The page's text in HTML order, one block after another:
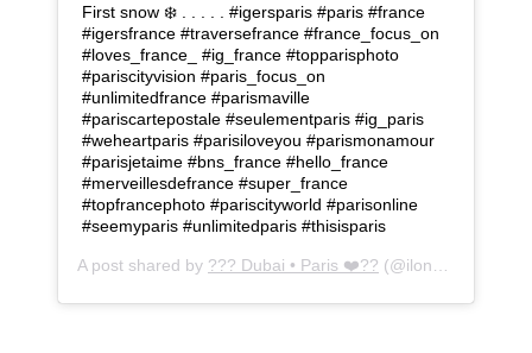
First snow ❄️ . . . . . #igersparis #paris #france
#igersfrance #traversefrance #france_focus_on
#loves_france_ #ig_france #topparisphoto
#pariscityvision #paris_focus_on
#unlimitedfrance #parismaville
#pariscartepostale #seulementparis #ig_paris
#weheartparis #parisiloveyou #parismonamour
#parisjetaime #bns_france #hello_france
#merveillesdefrance #super_france
#topfrancephoto #pariscityworld #parisonline
#seemyparis #unlimitedparis #thisisparis
A post shared by ??? Dubai • Paris ❤️?? (@ilona.paris) on